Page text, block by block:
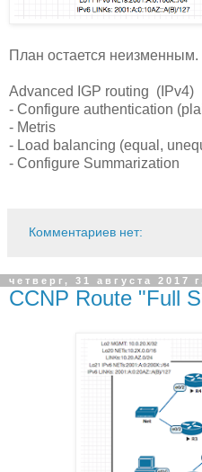
План остается неизменным.
Advanced IGP routing (IPv4)
- Configure authentication
- Metris
- Load balancing (equal,
- Configure Summarization
Комментариев нет:
четверг, 31 августа 2017 г.
CCNP Route "Full